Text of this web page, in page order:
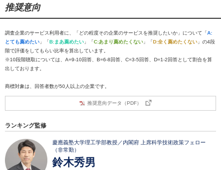
推奨意向
調査企業のサービス利用者に、「どの程度その企業のサービスを推奨したいか」について「A:
とても薦めたい 」「B:まあ薦めたい 」「C:あまり薦めたくない 」「D:全く薦めたくない 」の4段
階で評価をしてもらい比率を算出しています。
※10段階聴取については、A=9-10回答、B=6-8回答、C=3-5回答、D=1-2回答として割合を算
出しております。
商標対象は、回答者数が50人以上の企業です。
推奨意向データ（PDF）
ランキング監修
慶應義塾大学理工学部教授／内閣府 上席科学技術政策フェロー
（非常勤）
鈴木秀男